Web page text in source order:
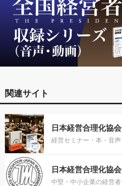
関連サイト
日本経営合理化協
経営セミナー・本・音
日本経営合理化協会
中堅・中小企業の経営者